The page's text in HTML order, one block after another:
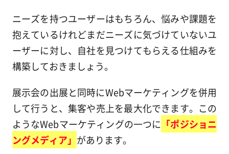
ニーズを持つユーザーはもちろん、悩みや課題を
抱えているけれどまだニーズに気づけていないユ
ーザーに対し、自社を見つけてもらえる仕組みを
構築しておきましょう。
展示会の出展と同時にWebマーケティングを併用
して行うと、集客や売上を最大化できます。この
ようなWebマーケティングの一つに 「ポジショニ
ングメディア」 があります。